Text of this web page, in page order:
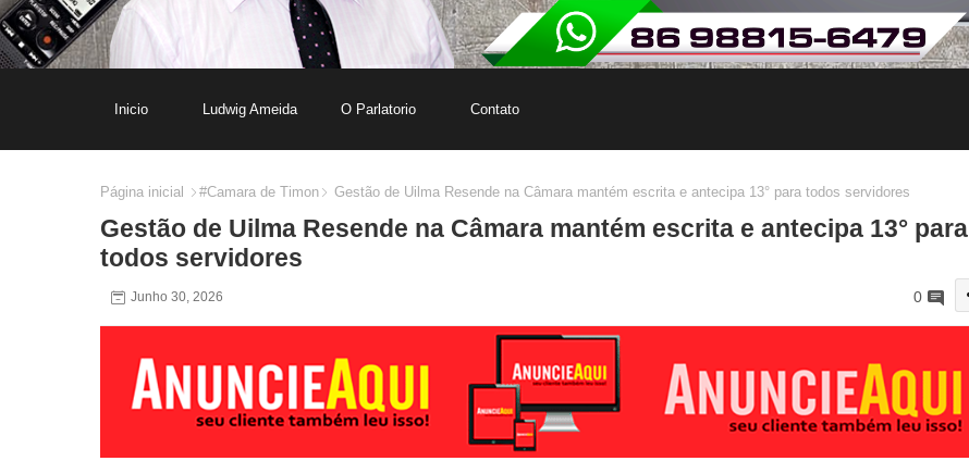
Inicio Ludwig Ameida O Parlatorio Contato
Página inicial #Camara de Timon Gestão de Uilma Resende na Câmara mantém escrita e antecipa 13° para todos servidores
Gestão de Uilma Resende na Câmara mantém escrita e antecipa 13° para
todos servidores
Junho 30, 2026 0